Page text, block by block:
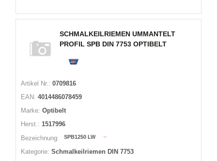
SCHMALKEILRIEMEN UMMANTELT
PROFIL SPB DIN 7753 OPTIBELT
Artikel Nr.: 0709816
EAN: 4014486078459
Marke: Optibelt
Herst.: 1517996
Bezeichnung:
SPB1250 LW
Kategorie: Schmalkeilriemen DIN 7753